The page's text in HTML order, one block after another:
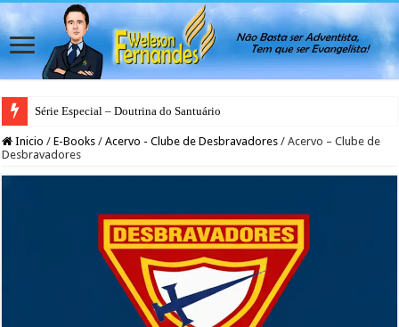
Série Especial – Doutrina do Santuário
Inicio / E-Books / Acervo - Clube de Desbravadores / Acervo – Clube de
Desbravadores